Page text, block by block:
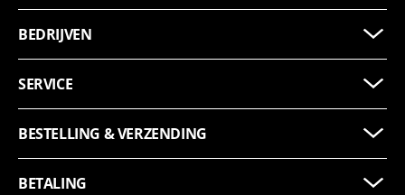
BEDRIJVEN
SERVICE
BESTELLING & VERZENDING
BETALING